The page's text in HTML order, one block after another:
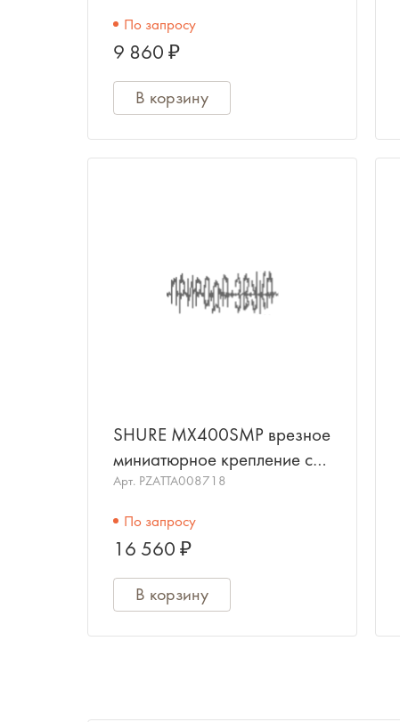
По запросу
9 860 ₽
В корзину
SHURE MX400SMP врезное
миниатюрное крепление с
предусилителем для
Арт. PZATTA008718
По запросу
16 560 ₽
В корзину